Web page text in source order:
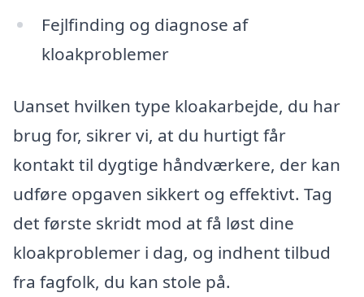
Fejlfinding og diagnose af
kloakproblemer
Uanset hvilken type kloakarbejde, du har
brug for, sikrer vi, at du hurtigt får
kontakt til dygtige håndværkere, der kan
udføre opgaven sikkert og effektivt. Tag
det første skridt mod at få løst dine
kloakproblemer i dag, og indhent tilbud
fra fagfolk, du kan stole på.